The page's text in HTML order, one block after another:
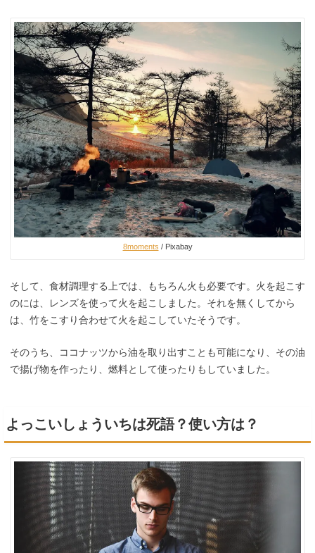
8moments / Pixabay
そして、食材調理する上では、もちろん火も必要です。火を起こす
のには、レンズを使って火を起こしました。それを無くしてから
は、竹をこすり合わせて火を起こしていたそうです。
そのうち、ココナッツから油を取り出すことも可能になり、その油
で揚げ物を作ったり、燃料として使ったりもしていました。
よっこいしょういちは死語？使い方は？